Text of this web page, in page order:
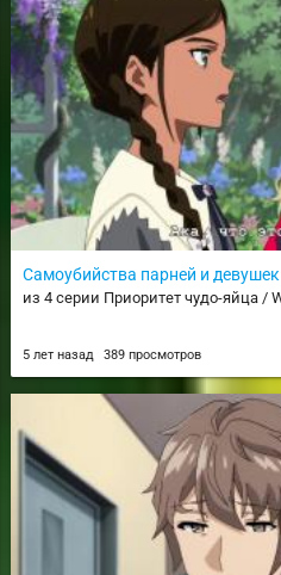
Самоубийства парней и
из 4 серии Приоритет чудо-яйца /
5 лет назад 389 просмотров